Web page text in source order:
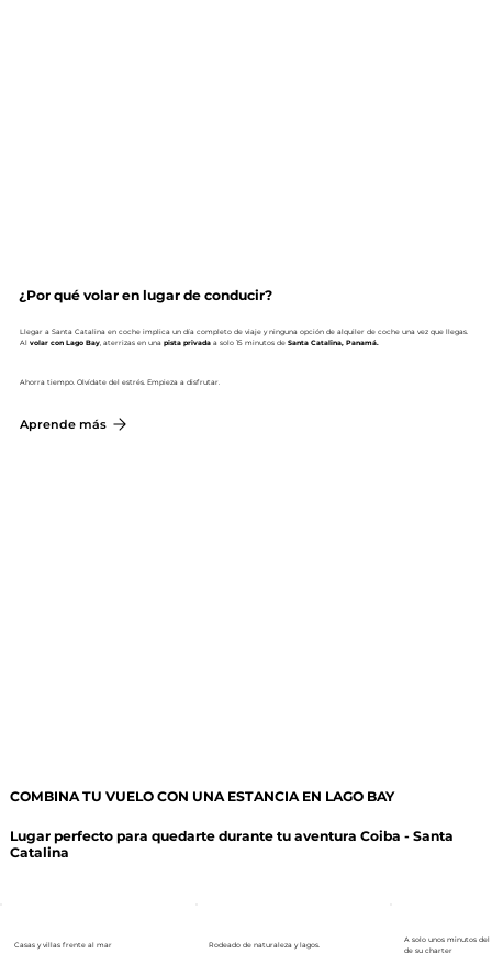
¿Por qué volar en lugar de conducir?
Llegar a Santa Catalina en coche implica un día completo de viaje y ninguna opción de alquiler de coche una vez que llegas.
Al volar con Lago Bay, aterrizas en una pista privadaa solo 15 minutos de Santa Catalina, Panamá.
Ahorra tiempo. Olvídate del estrés. Empieza a disfrutar.
Aprende más
COMBINA TU VUELO CON UNA ESTANCIA EN LAGO BAY
Lugar perfecto para quedarte durante tu aventura Coiba - Santa
Catalina
Casas y villas frente al mar Rodeado de naturaleza y lagos.
A solo unos minutos
de su charter